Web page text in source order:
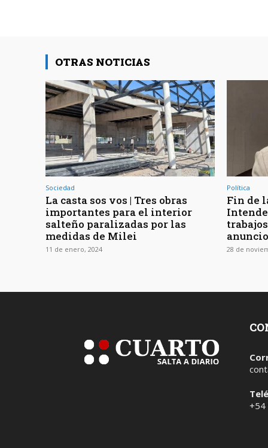
OTRAS NOTICIAS
Sociedad
La casta sos vos | Tres obras
importantes para el interior
salteño paralizadas por las
medidas de Milei
11 de enero, 2024
Política
Fin de
28 de
+54